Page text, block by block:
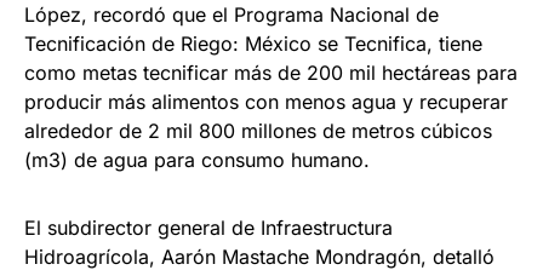
López, recordó que el Programa Nacional de
Tecnificación de Riego: México se Tecnifica, tiene
como metas tecnificar más de 200 mil hectáreas para
producir más alimentos con menos agua y recuperar
alrededor de 2 mil 800 millones de metros cúbicos
(m3) de agua para consumo humano.
El subdirector general de Infraestructura
Hidroagrícola, Aarón Mastache Mondragón, detalló